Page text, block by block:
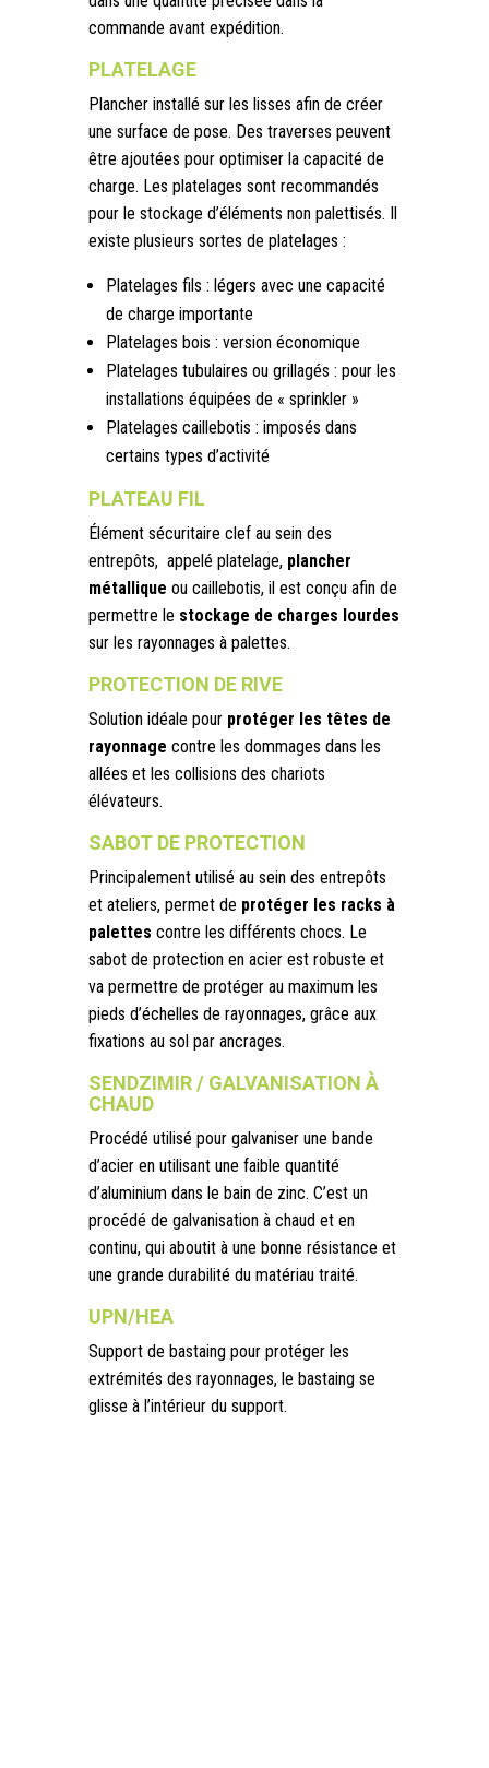
commande avant expédition.
PLATELAGE
Plancher installé sur les lisses afin de créer
une surface de pose. Des traverses peuvent
être ajoutées pour optimiser la capacité de
charge. Les platelages sont recommandés
pour le stockage d’éléments non palettisés. Il
existe plusieurs sortes de platelages :
Platelages fils : légers avec une capacité
de charge importante
Platelages bois : version économique
Platelages tubulaires ou grillagés : pour les
installations équipées de « sprinkler »
Platelages caillebotis : imposés dans
certains types d’activité
PLATEAU FIL
Élément sécuritaire clef au sein des
entrepôts, appelé platelage, plancher
métallique ou caillebotis, il est conçu afin de
permettre le stockage de charges lourdes
sur les rayonnages à palettes.
PROTECTION DE RIVE
Solution idéale pour protéger les têtes de
rayonnage contre les dommages dans les
allées et les collisions des chariots
élévateurs.
SABOT DE PROTECTION
Principalement utilisé au sein des entrepôts
et ateliers, permet de protéger les racks à
palettes contre les différents chocs. Le
sabot de protection en acier est robuste et
va permettre de protéger au maximum les
pieds d’échelles de rayonnages, grâce aux
fixations au sol par ancrages.
SENDZIMIR / GALVANISATION À
CHAUD
Procédé utilisé pour galvaniser une bande
d’acier en utilisant une faible quantité
d’aluminium dans le bain de zinc. C’est un
procédé de galvanisation à chaud et en
continu, qui aboutit à une bonne résistance et
une grande durabilité du matériau traité.
UPN/HEA
Support de bastaing pour protéger les
extrémités des rayonnages, le bastaing se
glisse à l’intérieur du support.